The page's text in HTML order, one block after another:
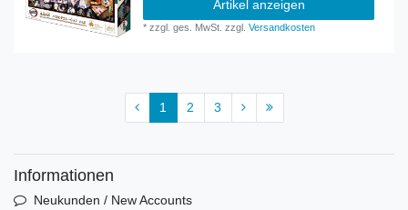
Artikel anzeigen
*zzgl. ges. MwSt. zzgl.Versandkosten
1 2 3
Informationen
Neukunden / New Accounts